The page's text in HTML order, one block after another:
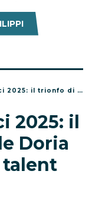
Doria nella finale del talent show
2025: il
Doria
talent